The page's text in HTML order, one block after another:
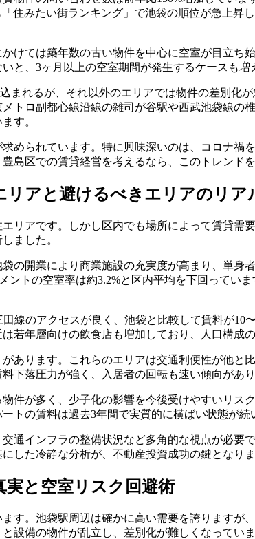
住みたい街ランキング」で池袋の順位が急上昇
けては築年数の古い物件を中心に空室が目立ち
と、3ヶ月以上の空室期間が発生するケースも増
まれるが、それ以外のエリアでは物件の差別化
トロ副都心線沿線の雑司が谷駅や西武池袋線の
す。
められています。特に興味深いのは、コロナ禍
島区での賃貸経営を考えるなら、このトレンド
リアと避けるべきエリアのリア
リアです。しかし区内でも場所によって賃貸需
ました。
の開業により商業施設の充実度が高まり、単身
トの空室率は約3.2%と区内平均を下回ってい
線のアクセスが良く、池袋と比較して賃料が10
若年層向けの飲食店も増加しており、人口構成
あります。これらのエリアは交通利便性が他と
下落圧力が強く、入居者の回転も速い傾向があり
件が多く、少子化の影響を今後受けやすいリス
トの賃料は過去3年間で実質的に横ばい状態が続
通インフラの整備状況など多角的な視点が必要
した冷静な分析が、不動産投資成功の鍵となりま
実と空室リスク回避術
す。池袋駅周辺は確かに高い需要を誇りますが
設備の物件が乱立し、差別化が難しくなっていま